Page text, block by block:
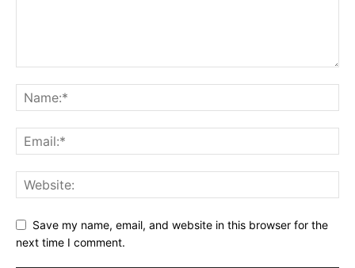
Save my name, email, and website in this browser for the
next time I comment.